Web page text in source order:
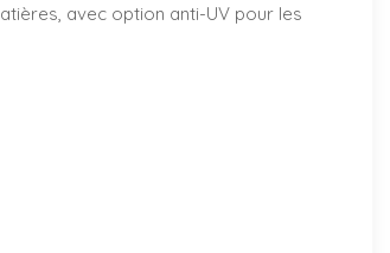
avec option anti-UV pour les